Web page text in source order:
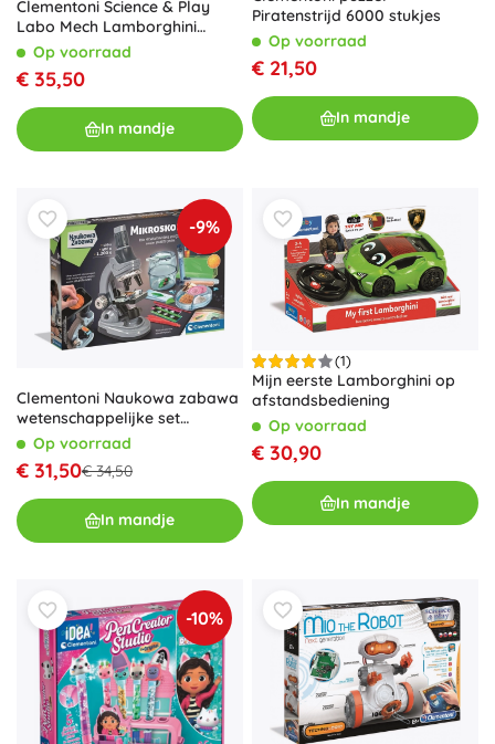
Clementoni Science & Play
Labo Mech Lamborghini
Huracán mechanische
bouwset
Op voorraad
€ 35,50
In mandje
Piratenstrijd 6000 stukjes
Op voorraad
€ 21,50
In mandje
-9%
Clementoni Naukowa zabawa
wetenschappelijke set
microscoop Smart deluxe
Op voorraad
€ 31,50€ 34,50
In mandje
(1)
Mijn eerste Lamborghini op
afstandsbediening
Op voorraad
€ 30,90
In mandje
-10%